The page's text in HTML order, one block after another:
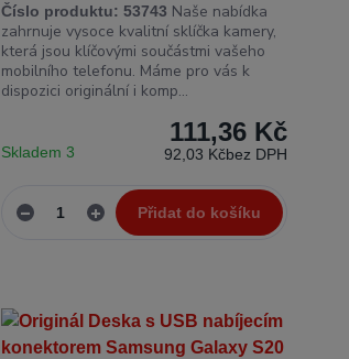
Číslo produktu: 53743 Naše nabídka
zahrnuje vysoce kvalitní sklíčka kamery,
která jsou klíčovými součástmi vašeho
mobilního telefonu. Máme pro vás k
dispozici originální i komp...
111,36 Kč
92,03 Kčbez DPH
Skladem 3
Přidat do košíku